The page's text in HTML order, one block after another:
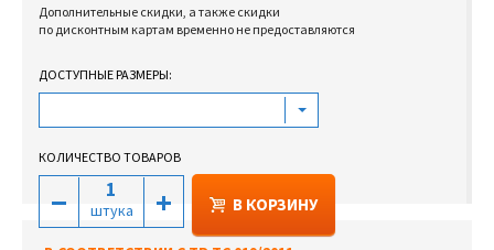
Дополнительные скидки, а также скидки
по дисконтным картам временно не предоставляются
ДОСТУПНЫЕ РАЗМЕРЫ:
КОЛИЧЕСТВО ТОВАРОВ
штука В КОРЗИНУ